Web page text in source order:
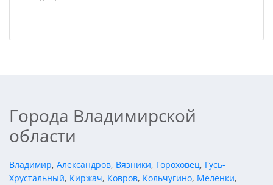
Города Владимирской
области
Владимир, Александров, Вязники, Гороховец, Гусь-
Хрустальный, Киржач, Ковров, Кольчугино, Меленки,